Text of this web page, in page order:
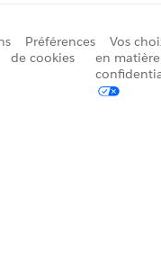
Préférences
de cookies
Vos
en